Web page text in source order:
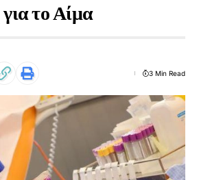
το Αίμα
3 Min Read